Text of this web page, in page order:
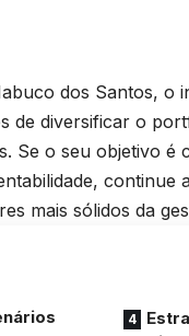
dos Santos, o
de diversificar o
Se o seu objetivo é
continue
mais sólidos da